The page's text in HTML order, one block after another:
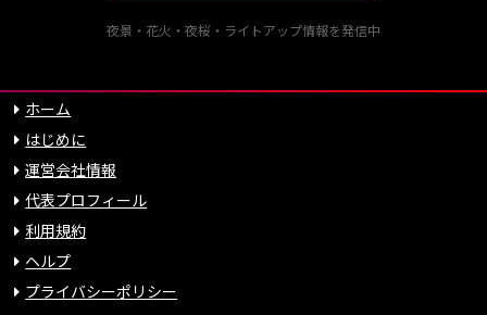
夜景・花火・夜桜・ライトアップ情報を発信中
ホーム
はじめに
運営会社情報
代表プロフィール
利用規約
ヘルプ
プライバシーポリシー